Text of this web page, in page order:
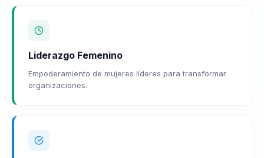
Liderazgo Femenino
Empoderamiento de mujeres líderes para transformar
organizaciones.